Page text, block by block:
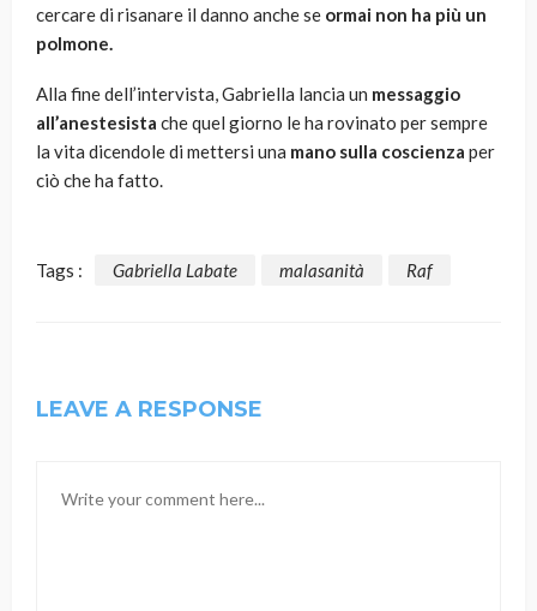
cercare di risanare il danno anche se ormai non ha più un
polmone.
Alla fine dell’intervista, Gabriella lancia un messaggio
all’anestesista che quel giorno le ha rovinato per sempre
la vita dicendole di mettersi una mano sulla coscienza per
ciò che ha fatto.
Tags : Gabriella Labate malasanità Raf
LEAVE A RESPONSE